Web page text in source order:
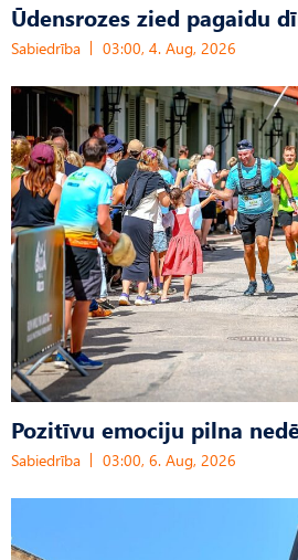
Ūdensrozes zied pagaidu
Sabiedrība 03:00, 4. Aug, 2026
Pozitīvu emociju pilna
Sabiedrība 03:00, 6. Aug, 2026